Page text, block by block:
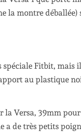
la montre déballée)
spéciale Fitbit, mais
au plastique
la Versa, 39mm
a de très petits